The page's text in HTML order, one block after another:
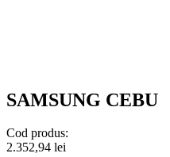
SAMSUNG CEBU
Cod produs:
2.352,94 lei